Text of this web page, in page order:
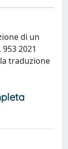
di un
2021
traduzione